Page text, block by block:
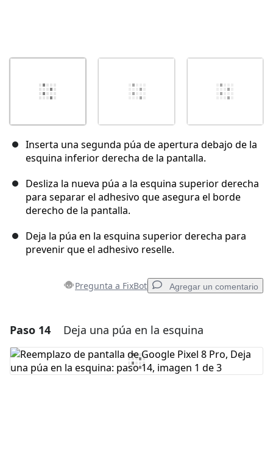
Inserta una segunda púa de apertura debajo de la
esquina inferior derecha de la pantalla.
Desliza la nueva púa a la esquina superior derecha
para separar el adhesivo que asegura el borde
derecho de la pantalla.
Deja la púa en la esquina superior derecha para
prevenir que el adhesivo reselle.
Pregunta a FixBot Agregar un comentario
Agregar un comentario
Agregar Comentario
Paso 14 Deja una púa en la esquina